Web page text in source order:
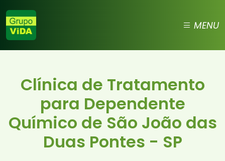
MENU
Clínica de Tratamento
para Dependente
Químico de São João das
Duas Pontes - SP